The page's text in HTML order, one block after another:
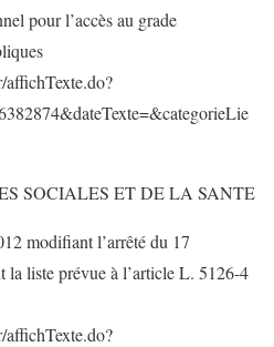
pour l’accès au grade
SOCIALES ET DE LA SANTE
modifiant l’arrêté du 17
liste prévue à l’article L. 5126-4